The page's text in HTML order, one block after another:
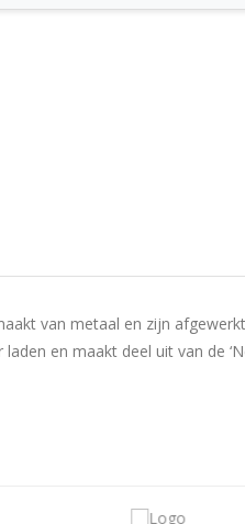
van metaal en zijn
en maakt deel uit van de